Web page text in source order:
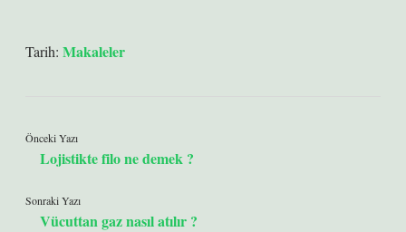
Tarih: Makaleler
Önceki Yazı
Lojistikte filo ne demek ?
Sonraki Yazı
Vücuttan gaz nasıl atılır ?